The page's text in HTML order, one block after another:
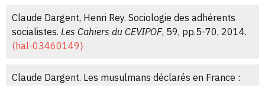
Claude Dargent. Religious practice versus subjective
religiosity: Catholics and those with ‘no religion’ in the
2019, 66 (2), pp.164-181.
Claude Dargent, Henri Rey. Sociologie des adhérents
socialistes. Les Cahiers du CEVIPOF, 59, pp.5-70, 2014.
⟨hal-03460149⟩
Claude Dargent. Les musulmans déclarés en France :